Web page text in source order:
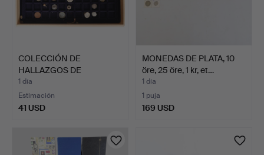
COLECCIÓN DE
HALLAZGOS DE
DETECTOR (CANTID…
1 día
Estimación
41 USD
MONEDAS DE PLATA, 10
öre, 25 öre, 1 kr, et…
1 día
1 puja
169 USD